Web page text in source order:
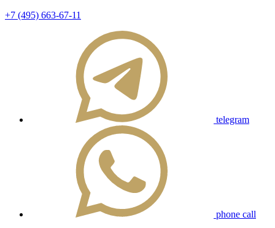
+7 (495) 663-67-11
telegram
phone call